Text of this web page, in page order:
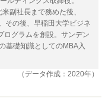
副社長まで務めた後、
その後、早稲田大学ビジネ
ログラムを創設。サンデン
基礎知識としてのMBA入
（データ作成：2020年）